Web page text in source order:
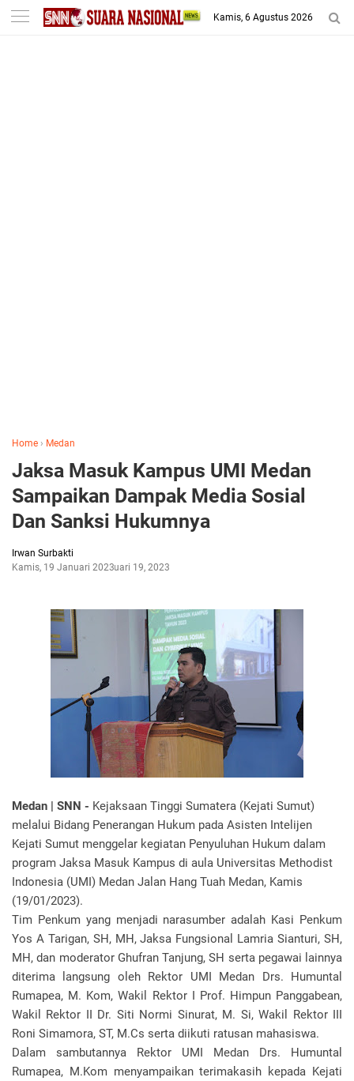
-->
Kamis, 6 Agustus 2026
Home › Medan
Jaksa Masuk Kampus UMI Medan
Sampaikan Dampak Media Sosial
Dan Sanksi Hukumnya
Irwan Surbakti
Kamis, 19 Januari 2023Januari 19, 2023
Medan | SNN - Kejaksaan Tinggi Sumatera (Kejati Sumut)
melalui Bidang Penerangan Hukum pada Asisten Intelijen
Kejati Sumut menggelar kegiatan Penyuluhan Hukum dalam
program Jaksa Masuk Kampus di aula Universitas Methodist
Indonesia (UMI) Medan Jalan Hang Tuah Medan, Kamis
(19/01/2023).
Tim Penkum yang menjadi narasumber adalah Kasi Penkum
Yos A Tarigan, SH, MH, Jaksa Fungsional Lamria Sianturi, SH,
MH, dan moderator Ghufran Tanjung, SH serta pegawai lainnya
diterima langsung oleh Rektor UMI Medan Drs. Humuntal
Rumapea, M. Kom, Wakil Rektor I Prof. Himpun Panggabean,
Wakil Rektor II Dr. Siti Normi Sinurat, M. Si, Wakil Rektor III
Roni Simamora, ST, M.Cs serta diikuti ratusan mahasiswa.
Dalam sambutannya Rektor UMI Medan Drs. Humuntal
Rumapea, M.Kom menyampaikan terimakasih kepada Kejati